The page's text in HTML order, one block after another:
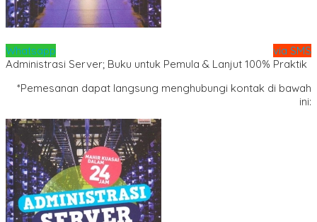
Whatsapp
via SMS
Administrasi Server; Buku untuk Pemula & Lanjut 100% Praktik
*Pemesanan dapat langsung menghubungi kontak di bawah
ini: